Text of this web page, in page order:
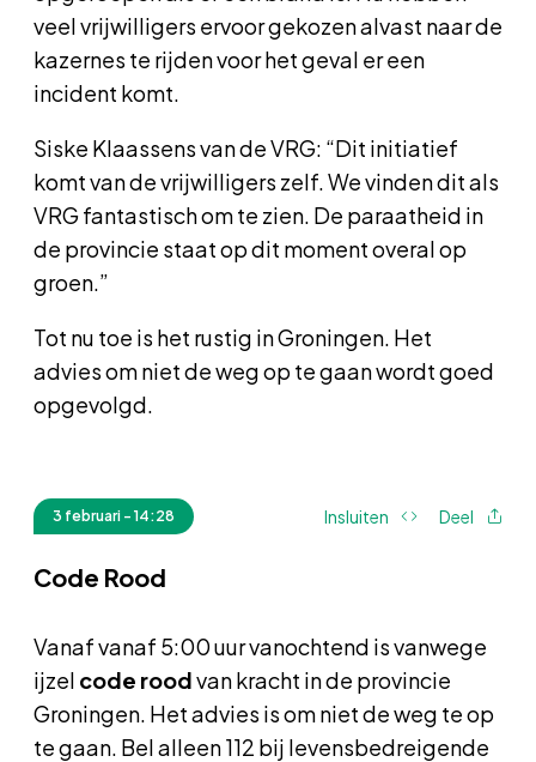
veel vrijwilligers ervoor gekozen alvast naar de
kazernes te rijden voor het geval er een
incident komt.
Siske Klaassens van de VRG: “Dit initiatief
komt van de vrijwilligers zelf. We vinden dit als
VRG fantastisch om te zien. De paraatheid in
de provincie staat op dit moment overal op
groen.”
Tot nu toe is het rustig in Groningen. Het
advies om niet de weg op te gaan wordt goed
opgevolgd.
3 februari - 14:28 Insluiten Deel
Code Rood
Vanaf vanaf 5:00 uur vanochtend is vanwege
ijzel code roodvan kracht in de provincie
Groningen. Het advies is om niet de weg te op
te gaan. Bel alleen 112 bij levensbedreigende